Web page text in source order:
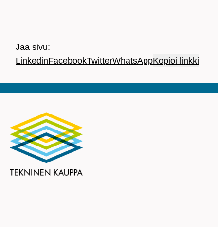
Jaa sivu:
LinkedinFacebookTwitterWhatsAppKopioi linkki